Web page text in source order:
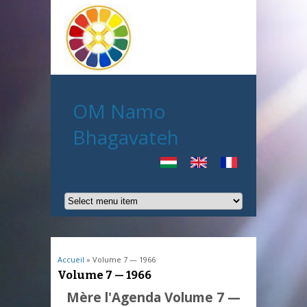
OM Namo
Bhagavateh
Vous êtes ici
Accueil » Volume 7 — 1966
Volume 7 — 1966
Mère l'Agenda Volume 7 —